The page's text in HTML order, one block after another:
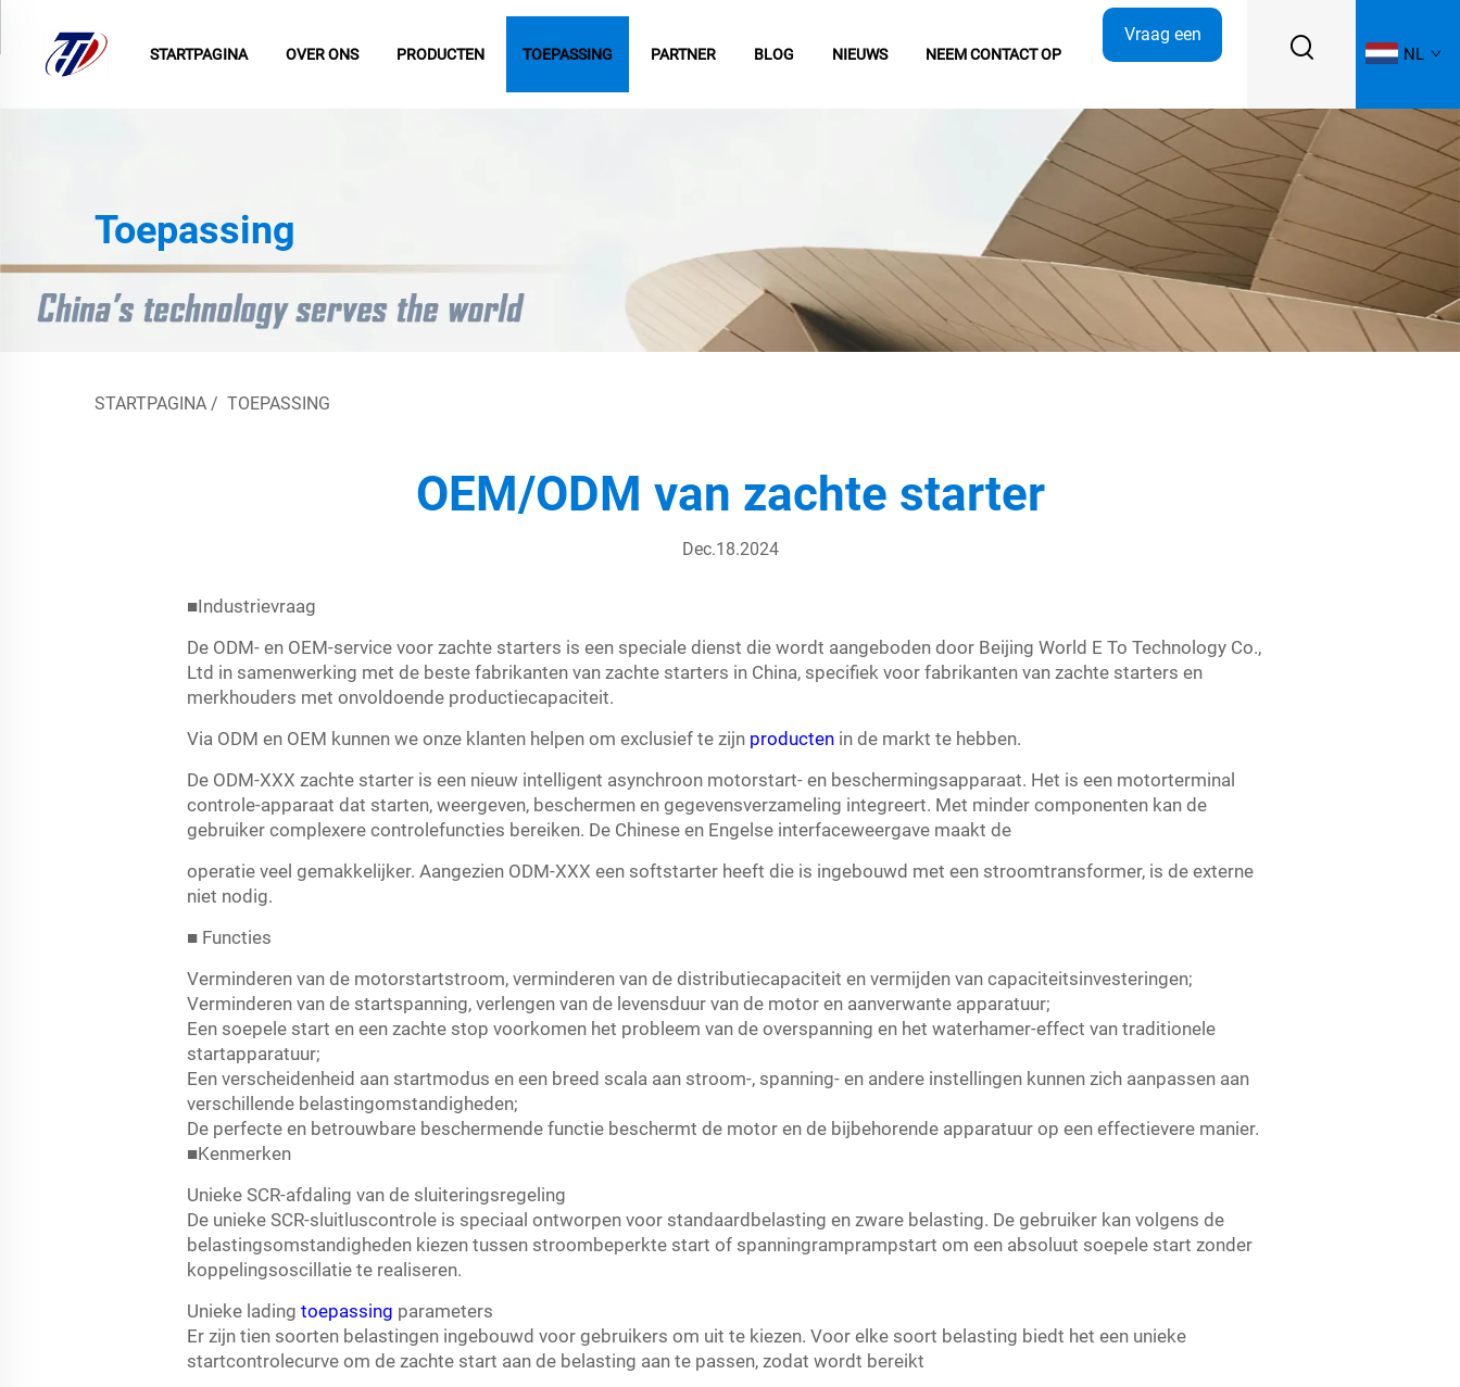
STARTPAGINA OVER ONS PRODUCTEN TOEPASSING PARTNER BLOG NIEUWS NEEM CONTACT OP
Vraag een
NL
Toepassing
STARTPAGINA / TOEPASSING
OEM/ODM van zachte starter
Dec.18.2024
■Industrievraag
De ODM- en OEM-service voor zachte starters is een speciale dienst die wordt aangeboden door Beijing World E To Technology Co.,
Ltd in samenwerking met de beste fabrikanten van zachte starters in China, specifiek voor fabrikanten van zachte starters en
merkhouders met onvoldoende productiecapaciteit.
Via ODM en OEM kunnen we onze klanten helpen om exclusief te zijn producten in de markt te hebben.
De ODM-XXX zachte starter is een nieuw intelligent asynchroon motorstart- en beschermingsapparaat. Het is een motorterminal
controle-apparaat dat starten, weergeven, beschermen en gegevensverzameling integreert. Met minder componenten kan de
gebruiker complexere controlefuncties bereiken. De Chinese en Engelse interfaceweergave maakt de
operatie veel gemakkelijker. Aangezien ODM-XXX een softstarter heeft die is ingebouwd met een stroomtransformer, is de externe
niet nodig.
■ Functies
Verminderen van de motorstartstroom, verminderen van de distributiecapaciteit en vermijden van capaciteitsinvesteringen;
Verminderen van de startspanning, verlengen van de levensduur van de motor en aanverwante apparatuur;
Een soepele start en een zachte stop voorkomen het probleem van de overspanning en het waterhamer-effect van traditionele
startapparatuur;
Een verscheidenheid aan startmodus en een breed scala aan stroom-, spanning- en andere instellingen kunnen zich aanpassen aan
verschillende belastingomstandigheden;
De perfecte en betrouwbare beschermende functie beschermt de motor en de bijbehorende apparatuur op een effectievere manier.
■Kenmerken
Unieke SCR-afdaling van de sluiteringsregeling
De unieke SCR-sluitluscontrole is speciaal ontworpen voor standaardbelasting en zware belasting. De gebruiker kan volgens de
belastingsomstandigheden kiezen tussen stroombeperkte start of spanningramprampstart om een absoluut soepele start zonder
koppelingsoscillatie te realiseren.
Unieke lading toepassing parameters
Er zijn tien soorten belastingen ingebouwd voor gebruikers om uit te kiezen. Voor elke soort belasting biedt het een unieke
startcontrolecurve om de zachte start aan de belasting aan te passen, zodat wordt bereikt